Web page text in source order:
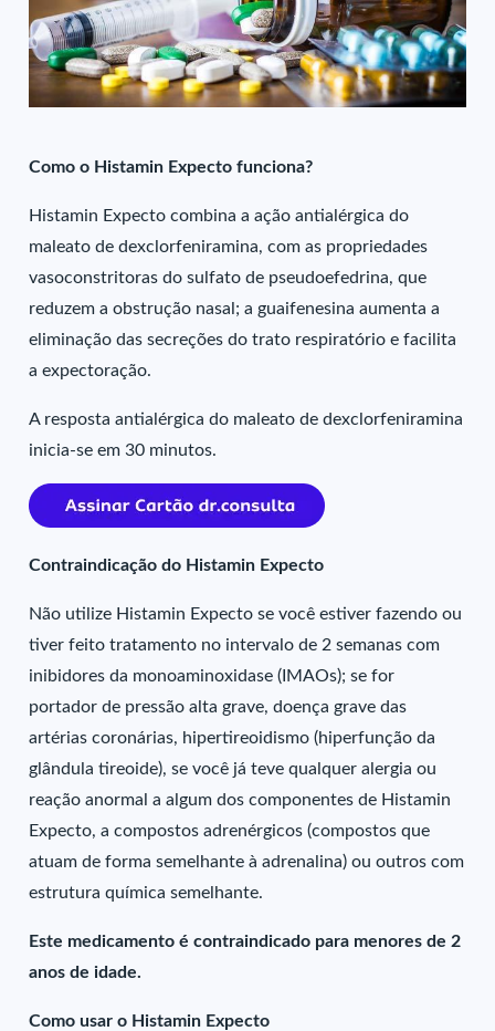
Como o Histamin Expecto funciona?
Histamin Expecto combina a ação antialérgica do
maleato de dexclorfeniramina, com as propriedades
vasoconstritoras do sulfato de pseudoefedrina, que
reduzem a obstrução nasal; a guaifenesina aumenta a
eliminação das secreções do trato respiratório e facilita
a expectoração.
A resposta antialérgica do maleato de dexclorfeniramina
inicia-se em 30 minutos.
Contraindicação do Histamin Expecto
Não utilize Histamin Expecto se você estiver fazendo ou
tiver feito tratamento no intervalo de 2 semanas com
inibidores da monoaminoxidase (IMAOs); se for
portador de pressão alta grave, doença grave das
artérias coronárias, hipertireoidismo (hiperfunção da
glândula tireoide), se você já teve qualquer alergia ou
reação anormal a algum dos componentes de Histamin
Expecto, a compostos adrenérgicos (compostos que
atuam de forma semelhante à adrenalina) ou outros com
estrutura química semelhante.
Este medicamento é contraindicado para menores de 2
anos de idade.
Como usar o Histamin Expecto